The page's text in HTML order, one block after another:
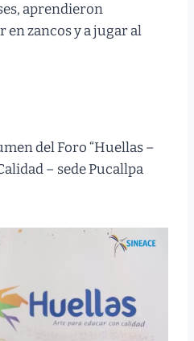
aprendieron
zancos y a jugar al
del Foro “Huellas –
– sede Pucallpa